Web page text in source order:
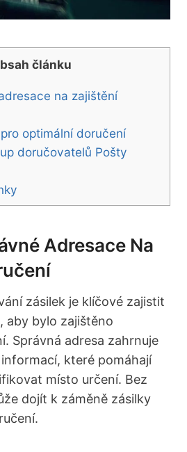
článku
na zajištění
optimální doručení
doručovatelů Pošty
Adresace Na
zásilek je klíčové zajistit
aby bylo zajištěno
Správná adresa zahrnuje
které pomáhají
místo určení. Bez
dojít k záměně zásilky